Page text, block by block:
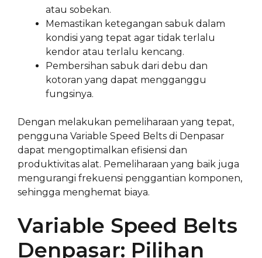
atau sobekan.
Memastikan ketegangan sabuk dalam
kondisi yang tepat agar tidak terlalu
kendor atau terlalu kencang.
Pembersihan sabuk dari debu dan
kotoran yang dapat mengganggu
fungsinya.
Dengan melakukan pemeliharaan yang tepat,
pengguna Variable Speed Belts di Denpasar
dapat mengoptimalkan efisiensi dan
produktivitas alat. Pemeliharaan yang baik juga
mengurangi frekuensi penggantian komponen,
sehingga menghemat biaya.
Variable Speed Belts
Denpasar: Pilihan